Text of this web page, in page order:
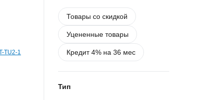
Товары со скидкой
Уцененные товары
Кредит 4% на 36 мес
Тип